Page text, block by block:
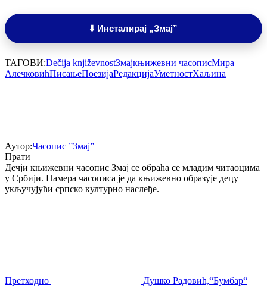
⬇️ Инсталирај „Змај”
ТАГОВИ:Dečija književnostЗмајкњижевни часописМира
АлечковићПисањеПоезијаРедакцијаУметностХаљина
Аутор:Часопис ”Змај”
Прати
Дечји књижевни часопис Змај се обраћа се младим читаоцима
у Србији. Намера часописа је да књижевно образује децу
укључујући српско културно наслеђе.
Претходно Душко Радовић,“Бумбар“